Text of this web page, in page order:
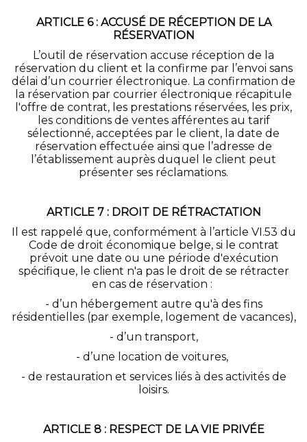
ARTICLE 6 : ACCUSÉ DE RÉCEPTION DE LA
RÉSERVATION
L’outil de réservation accuse réception de la
réservation du client et la confirme par l’envoi sans
délai d’un courrier électronique. La confirmation de
la réservation par courrier électronique récapitule
l'offre de contrat, les prestations réservées, les prix,
les conditions de ventes afférentes au tarif
sélectionné, acceptées par le client, la date de
réservation effectuée ainsi que l’adresse de
l’établissement auprès duquel le client peut
présenter ses réclamations.
ARTICLE 7 : DROIT DE RÉTRACTATION
Il est rappelé que, conformément à l’article VI.53 du
Code de droit économique belge, si le contrat
prévoit une date ou une période d'exécution
spécifique, le client n'a pas le droit de se rétracter
en cas de réservation :
- d’un hébergement autre qu'à des fins
résidentielles (par exemple, logement de vacances),
- d’un transport,
- d’une location de voitures,
- de restauration et services liés à des activités de
loisirs.
ARTICLE 8 : RESPECT DE LA VIE PRIVÉE